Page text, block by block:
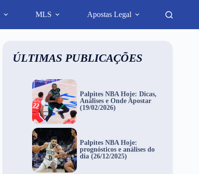
MLS Apostas Legal
ÚLTIMAS PUBLICAÇÕES
Palpites NBA Hoje: Dicas,
Análises e Onde Apostar
(19/02/2026)
Palpites NBA Hoje:
prognósticos e análises do
dia (26/12/2025)